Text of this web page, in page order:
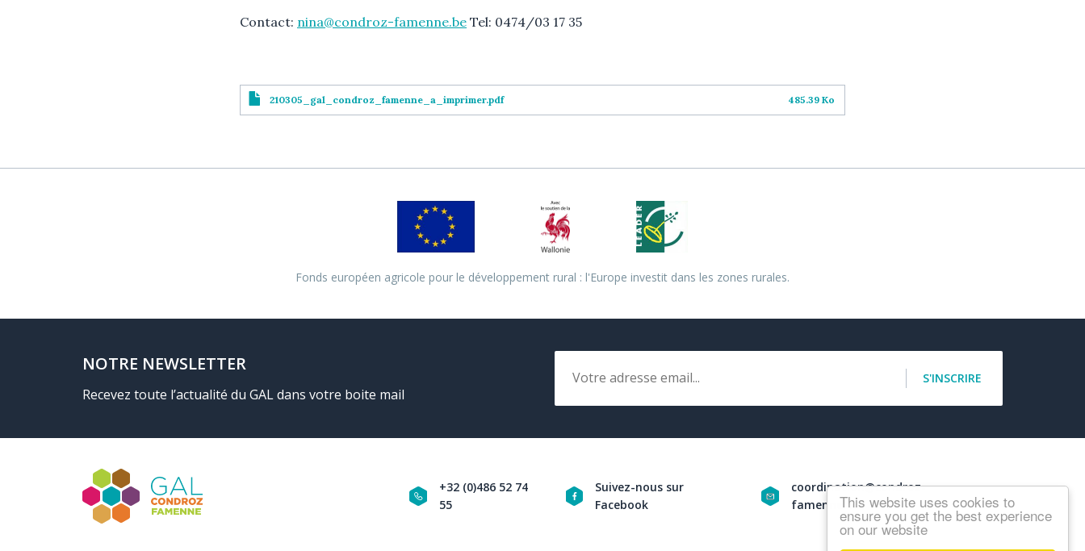
This website uses cookies to
ensure you get the best experience
on our website
Contact: nina@condroz-famenne.be Tel: 0474/03 17 35
Document
File 210305_gal_condroz_famenne_a_imprimer.pdf 485.39 Ko
Fonds européen agricole pour le développement rural : l'Europe investit dans les zones rurales.
NOTRE NEWSLETTER
Recevez toute l’actualité du GAL dans votre boite mail
Email S'INSCRIRE
+32 (0)486 52 74
55
Suivez-nous sur
Facebook
coordination@condroz-
famenne.be